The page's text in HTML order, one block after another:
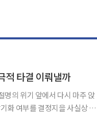
적 타결 이뤄낼까
명의 위기 앞에서 다시 마주 앉
화 여부를 결정지을 사실상 마